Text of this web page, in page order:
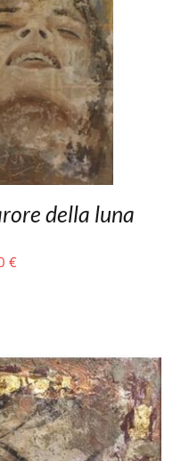
della luna
€